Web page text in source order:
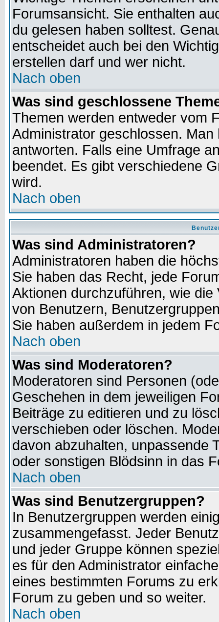
Forumsansicht. Sie enthalten
du gelesen haben solltest.
entscheidet auch bei den
erstellen darf und wer nicht.
Nach oben
Was sind geschlossene
Themen werden entweder vom
Administrator geschlossen.
antworten. Falls eine Umfrage
beendet. Es gibt verschiedene
wird.
Nach oben
Was sind Administratoren?
Administratoren haben die
Sie haben das Recht, jede
Aktionen durchzuführen, wie
von Benutzern,
Sie haben außerdem in jedem
Nach oben
Was sind Moderatoren?
Moderatoren sind Personen
Geschehen in dem jeweiligen
Beiträge zu editieren und zu
verschieben oder löschen.
davon abzuhalten, unpassende
oder sonstigen Blödsinn in das
Nach oben
Was sind Benutzergruppen?
In Benutzergruppen werden
zusammengefasst. Jeder
und jeder Gruppe können
es für den Administrator
eines bestimmten Forums zu
Forum zu geben und so weiter.
Nach oben